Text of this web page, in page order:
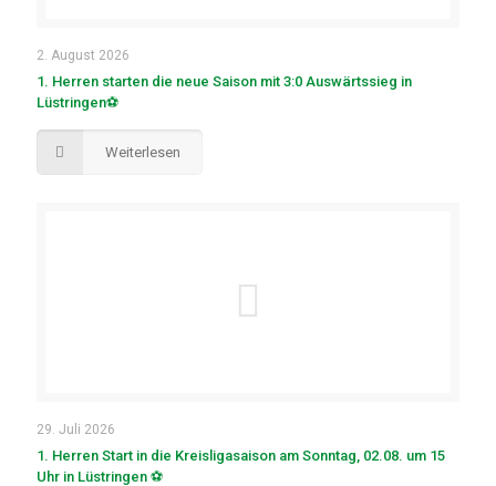
2. August 2026
1. Herren starten die neue Saison mit 3:0 Auswärtssieg in
Lüstringen⚽
Weiterlesen
29. Juli 2026
1. Herren Start in die Kreisligasaison am Sonntag, 02.08. um 15
Uhr in Lüstringen ⚽